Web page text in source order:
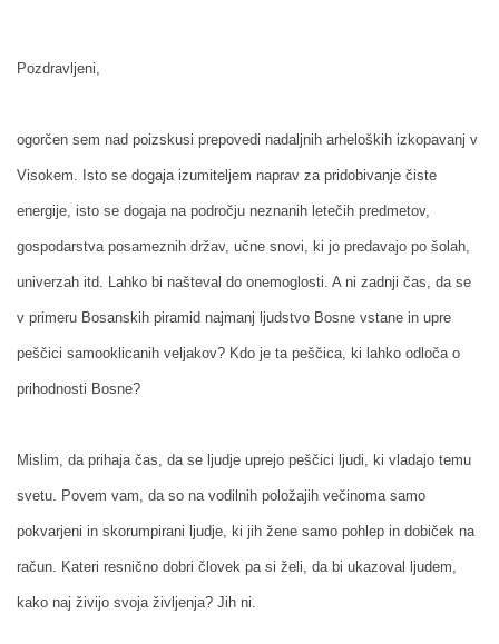
Pozdravljeni,
ogorčen sem nad poizskusi prepovedi nadaljnih arheloških izkopavanj v
Visokem. Isto se dogaja izumiteljem naprav za pridobivanje čiste
energije, isto se dogaja na področju neznanih letečih predmetov,
gospodarstva posameznih držav, učne snovi, ki jo predavajo po šolah,
univerzah itd. Lahko bi našteval do onemoglosti. A ni zadnji čas, da se
v primeru Bosanskih piramid najmanj ljudstvo Bosne vstane in upre
peščici samooklicanih veljakov? Kdo je ta peščica, ki lahko odloča o
prihodnosti Bosne?
Mislim, da prihaja čas, da se ljudje uprejo peščici ljudi, ki vladajo temu
svetu. Povem vam, da so na vodilnih položajih večinoma samo
pokvarjeni in skorumpirani ljudje, ki jih žene samo pohlep in dobiček na
račun. Kateri resnično dobri človek pa si želi, da bi ukazoval ljudem,
kako naj živijo svoja življenja? Jih ni.